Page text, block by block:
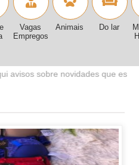
Vagas
Empregos
Animais Do lar
estaremos lançando no site.